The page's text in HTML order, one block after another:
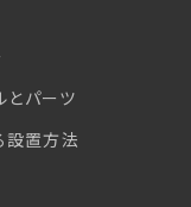
とパーツ
設置方法